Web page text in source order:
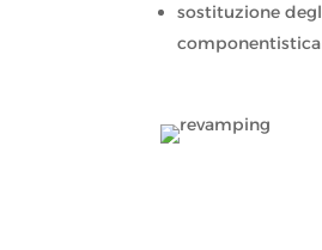
sostituzione
componentistica